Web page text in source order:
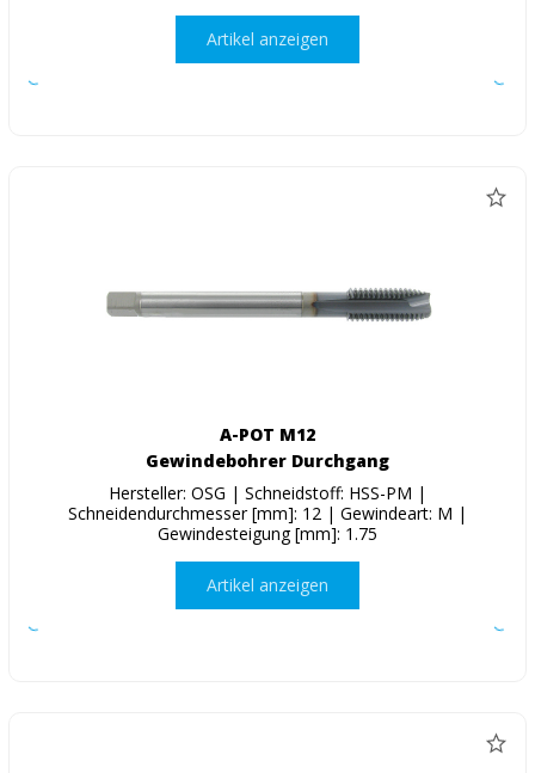
Artikel anzeigen
A-POT M12
Gewindebohrer Durchgang
Hersteller: OSG | Schneidstoff: HSS-PM |
Schneidendurchmesser [mm]: 12 | Gewindeart: M |
Gewindesteigung [mm]: 1.75
Artikel anzeigen